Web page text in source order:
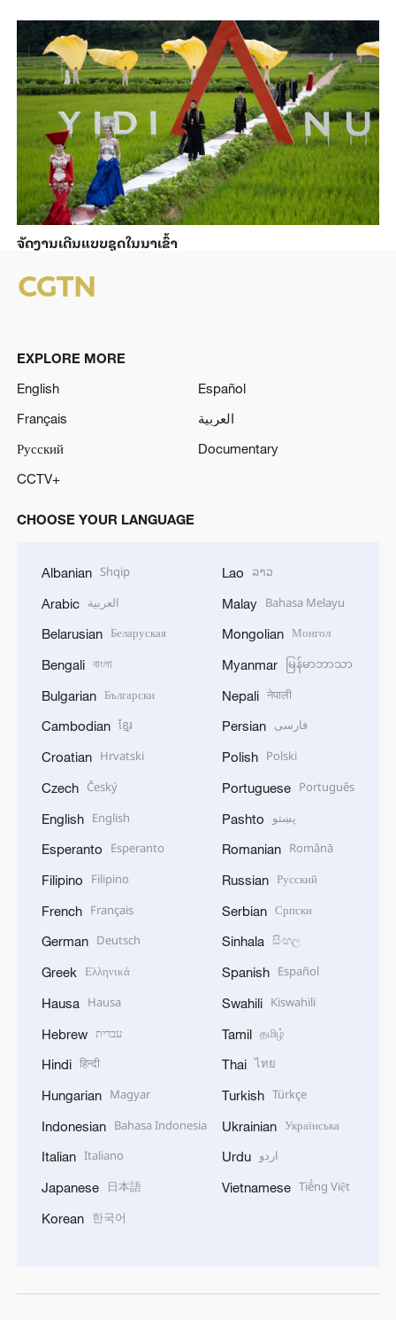
ຈັດງານເດີນແບບຊຸດໃນນາເຂົ້າ
EXPLORE MORE
English
Español
Français
العربية
Русский
Documentary
CCTV+
CHOOSE YOUR LANGUAGE
Albanian Shqip
Arabic العربية
Belarusian Беларуская
Bengali বাংলা
Bulgarian Български
Cambodian ខ្មែរ
Croatian Hrvatski
Czech Český
English English
Esperanto Esperanto
Filipino Filipino
French Français
German Deutsch
Greek Ελληνικά
Hausa Hausa
Hebrew עברית
Hindi हिन्दी
Hungarian Magyar
Indonesian Bahasa Indonesia
Italian Italiano
Japanese 日本語
Korean 한국어
Lao ລາວ
Malay Bahasa Melayu
Mongolian Монгол
Myanmar မြန်မာဘာသာ
Nepali नेपाली
Persian فارسی
Polish Polski
Portuguese Português
Pashto پښتو
Romanian Română
Russian Русский
Serbian Српски
Sinhala සිංහල
Spanish Español
Swahili Kiswahili
Tamil தமிழ்
Thai ไทย
Turkish Türkçe
Ukrainian Українська
Urdu اردو
Vietnamese Tiếng Việt